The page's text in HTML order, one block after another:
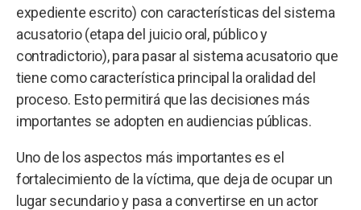
expediente escrito) con características del sistema
acusatorio (etapa del juicio oral, público y
contradictorio), para pasar al sistema acusatorio que
tiene como característica principal la oralidad del
proceso. Esto permitirá que las decisiones más
importantes se adopten en audiencias públicas.
Uno de los aspectos más importantes es el
fortalecimiento de la víctima, que deja de ocupar un
lugar secundario y pasa a convertirse en un actor